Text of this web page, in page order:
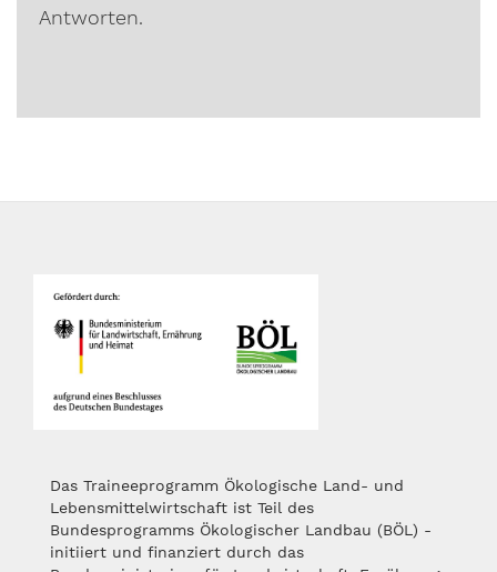
Antworten.
Das Traineeprogramm Ökologische Land- und
Lebensmittelwirtschaft ist Teil des
Bundesprogramms Ökologischer Landbau (BÖL) -
initiiert und finanziert durch das